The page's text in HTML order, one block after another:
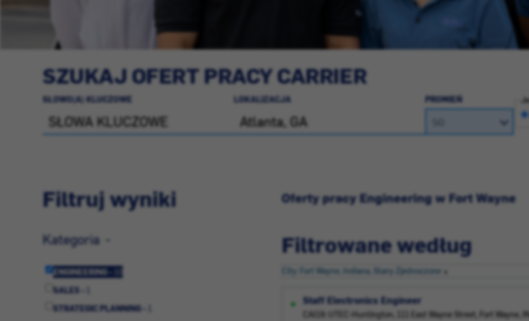
SZUKAJ OFERT PRACY CARRIER
SŁOWO(A) KLUCZOWE LOKALIZACJA PROMIEŃ
Filtruj wyniki
Kategoria
ENGINEERING -
SALES -
STRATEGIC PLANNING -
Oferty pracy Engineering w Fort Wayne
Filtrowane według
City: Fort Wayne, Indiana, Stany Zjednoczone
Staff Electronics Engineer
CAI19: UTEC-Huntington, 111 East Wayne Street, Fort Wayne,